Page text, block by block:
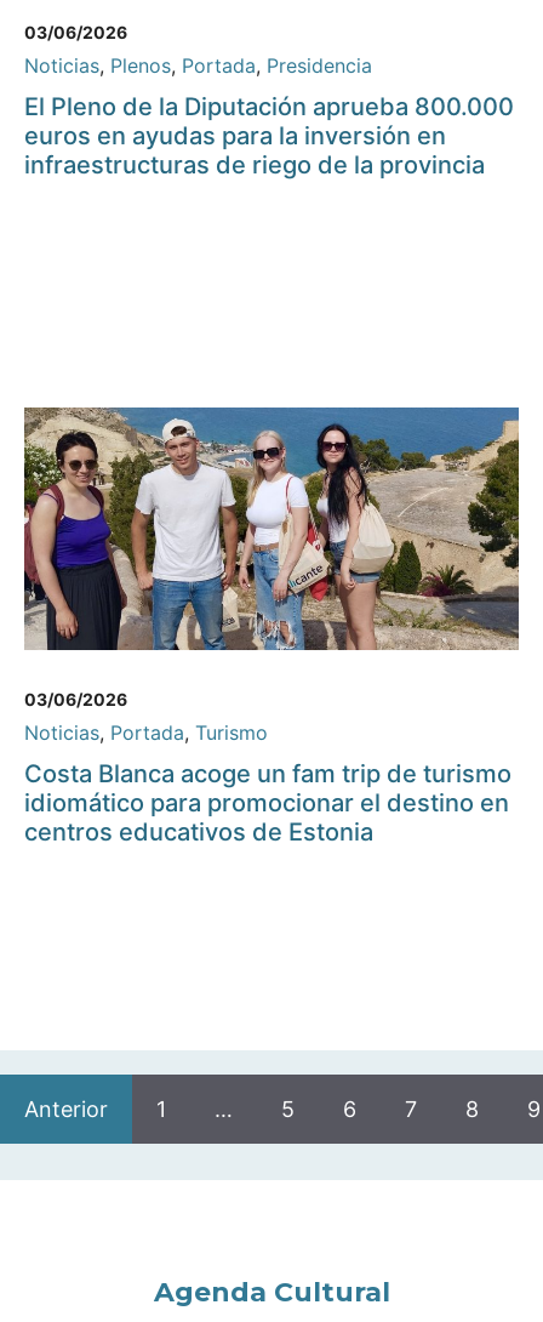
03/06/2026
Noticias, Plenos, Portada, Presidencia
El Pleno de la Diputación aprueba 800.000
euros en ayudas para la inversión en
infraestructuras de riego de la provincia
03/06/2026
Noticias, Portada, Turismo
Costa Blanca acoge un fam trip de turismo
idiomático para promocionar el destino en
centros educativos de Estonia
Anterior 1 … 5 6 7 8 9
Agenda Cultural